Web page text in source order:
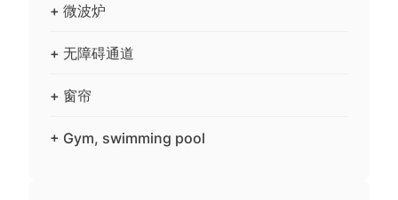
+ 微波炉
+ 无障碍通道
+ 窗帘
+ Gym, swimming pool